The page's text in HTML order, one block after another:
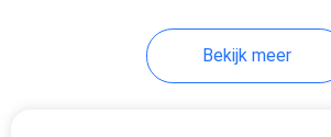
optischeBekijk meer